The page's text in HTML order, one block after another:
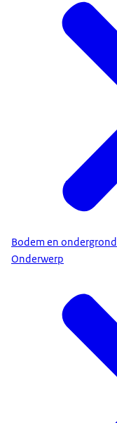
Bodem en ondergrond
Onderwerp